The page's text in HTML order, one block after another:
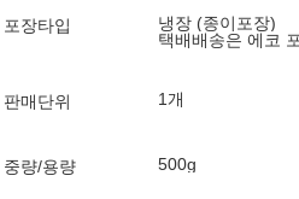
포장타입
냉장 (종이포장)
택배배송은 에코
판매단위 1개
중량/용량 500g